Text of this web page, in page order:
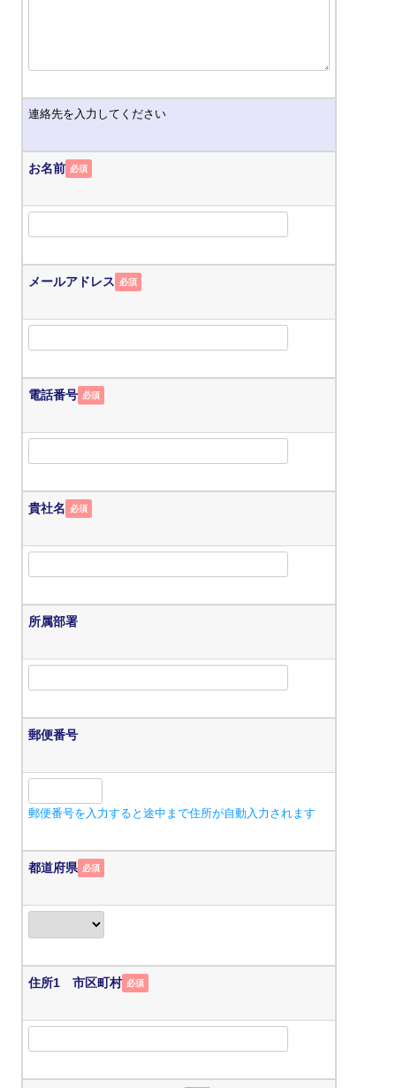
連絡先を入力してください
お名前 必須
メールアドレス 必須
電話番号 必須
貴社名 必須
所属部署
郵便番号
郵便番号を入力すると途中まで住所が自動入力されます
都道府県 必須
住所1 市区町村 必須